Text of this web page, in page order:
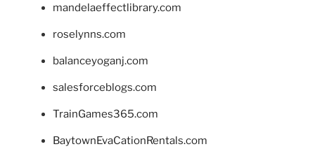
mandelaeffectlibrary.com
roselynns.com
balanceyoganj.com
salesforceblogs.com
TrainGames365.com
BaytownEvaCationRentals.com